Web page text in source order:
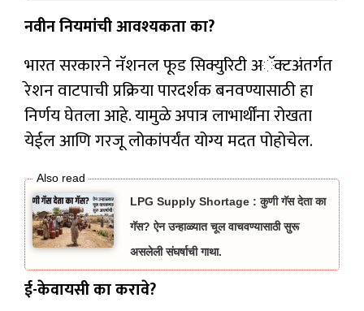
नवीन नियमांची आवश्यकता का?
भारत सरकारने नॅशनल फूड सिक्युरिटी अॅक्टअंतर्गत
रेशन वाटपाची प्रक्रिया पारदर्शक बनवण्यासाठी हा
निर्णय घेतला आहे. यामुळे अपात्र लाभार्थींना रोखता
येईल आणि गरजू लोकांपर्यंत योग्य मदत पोहोचेल.
LPG Supply Shortage : कुणी गॅस देता का
गॅस? ऐन उन्हाळ्यात चूल वाचवण्यासाठी सुरू
असलेली संघर्षाची गाथा.
ई-केवायसी का करावे?